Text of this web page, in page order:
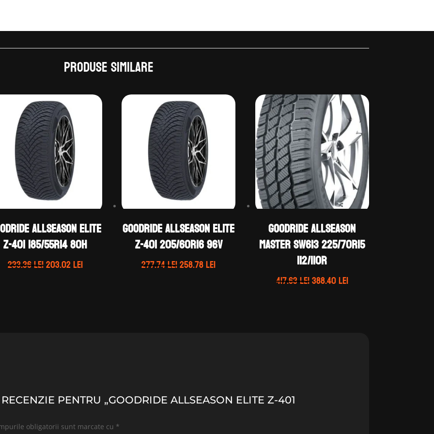
Produse similare
ALLSEASON ELITE
Z-401 185/55R14 80H
233.36leiPrețul
203.02leiPrețul
GOODRIDE ALLSEASON ELITE
Z-401 205/60R16 96V
277.74leiPrețul
258.78leiPrețul
GOODRIDE ALLSEASON
MASTER SW613 225/70R15
112/110R
417.63leiPrețul
388.40leiPrețul
PENTRU „GOODRIDE ALLSEASON ELITE Z-401
obligatorii sunt marcate cu *